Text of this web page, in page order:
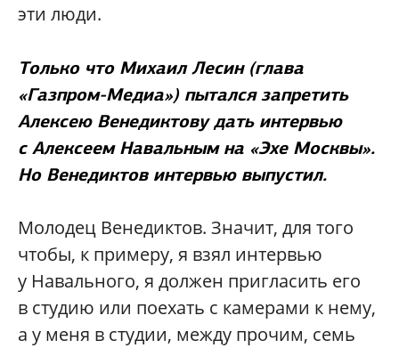
эти люди.
Только что Михаил Лесин (глава
«Газпром-Медиа») пытался запретить
Алексею Венедиктову дать интервью
с Алексеем Навальным на «Эхе Москвы».
Но Венедиктов интервью выпустил.
Молодец Венедиктов. Значит, для того
чтобы, к примеру, я взял интервью
у Навального, я должен пригласить его
в студию или поехать с камерами к нему,
а у меня в студии, между прочим, семь